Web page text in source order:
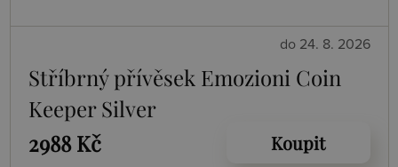
do 24. 8. 2026
Stříbrný přívěsek Emozioni Coin
Keeper Silver
2988 Kč
Koupit